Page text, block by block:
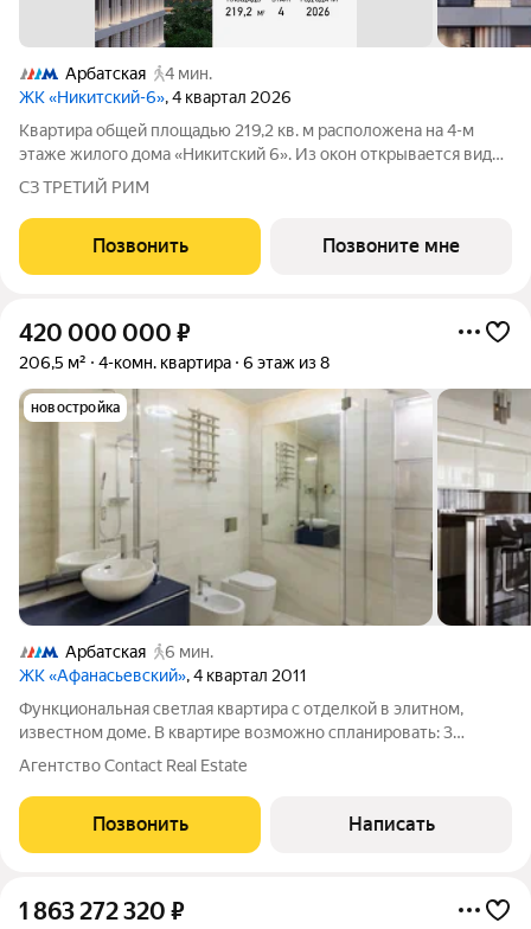
Арбатская
4 мин.
ЖК «Никитский-6», 4 квартал 2026
Квартира общей площадью 219,2 кв. м расположена на 4-м
этаже жилого дома «Никитский 6». Из окон открывается вид
на Никитский бульвар, Арбат, Дом-музей им. Н.В. Гоголя и
включает панорамную
СЗ ТРЕТИЙ РИМ
Позвонить Позвоните мне
420 000 000 ₽
206,5 м² 4-комн. квартира 6 этаж из 8
новостройка
Арбатская
6 мин.
ЖК «Афанасьевский», 4 квартал 2011
Функциональная светлая квартира с отделкой в элитном,
известном доме. В квартире возможно спланировать: 3
спальни, 4 санузла, столовую гостиную и кухню, гардеробные.
входят 2 машиноместа в
Агентство Contact Real Estate
Позвонить Написать
1 863 272 320 ₽